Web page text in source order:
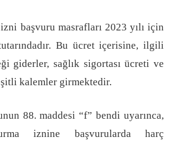
başvuru masrafları 2023 yılı için
Bu ücret içerisine, ilgili
giderler, sağlık sigortası ücreti ve
kalemler girmektedir.
88. maddesi “f” bendi uyarınca,
iznine başvurularda harç